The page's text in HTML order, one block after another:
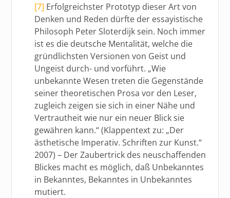
[7] Erfolgreichster Prototyp dieser Art von
Denken und Reden dürfte der essayistische
Philosoph Peter Sloterdijk sein. Noch immer
ist es die deutsche Mentalität, welche die
gründlichsten Versionen von Geist und
Ungeist durch- und vorführt. „Wie
unbekannte Wesen treten die Gegenstände
seiner theoretischen Prosa vor den Leser,
zugleich zeigen sie sich in einer Nähe und
Vertrautheit wie nur ein neuer Blick sie
gewähren kann.“ (Klappentext zu: „Der
ästhetische Imperativ. Schriften zur Kunst.“
2007) – Der Zaubertrick des neuschaffenden
Blickes macht es möglich, daß Unbekanntes
in Bekanntes, Bekanntes in Unbekanntes
mutiert.